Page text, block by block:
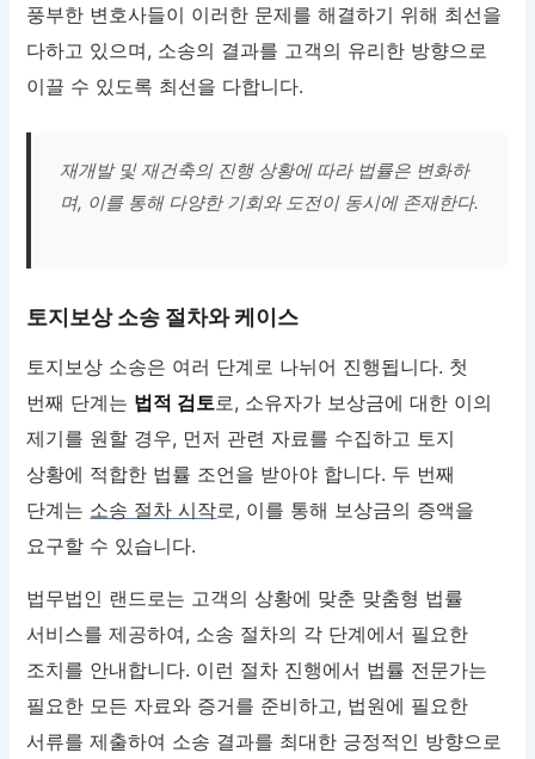
풍부한 변호사들이 이러한 문제를 해결하기 위해 최선을
다하고 있으며, 소송의 결과를 고객의 유리한 방향으로
이끌 수 있도록 최선을 다합니다.
재개발 및 재건축의 진행 상황에 따라 법률은 변화하
며, 이를 통해 다양한 기회와 도전이 동시에 존재한다.
토지보상 소송 절차와 케이스
토지보상 소송은 여러 단계로 나뉘어 진행됩니다. 첫
번째 단계는 법적 검토 로, 소유자가 보상금에 대한 이의
제기를 원할 경우, 먼저 관련 자료를 수집하고 토지
상황에 적합한 법률 조언을 받아야 합니다. 두 번째
단계는 소송 절차 시작로, 이를 통해 보상금의 증액을
요구할 수 있습니다.
법무법인 랜드로는 고객의 상황에 맞춘 맞춤형 법률
서비스를 제공하여, 소송 절차의 각 단계에서 필요한
조치를 안내합니다. 이런 절차 진행에서 법률 전문가는
필요한 모든 자료와 증거를 준비하고, 법원에 필요한
서류를 제출하여 소송 결과를 최대한 긍정적인 방향으로